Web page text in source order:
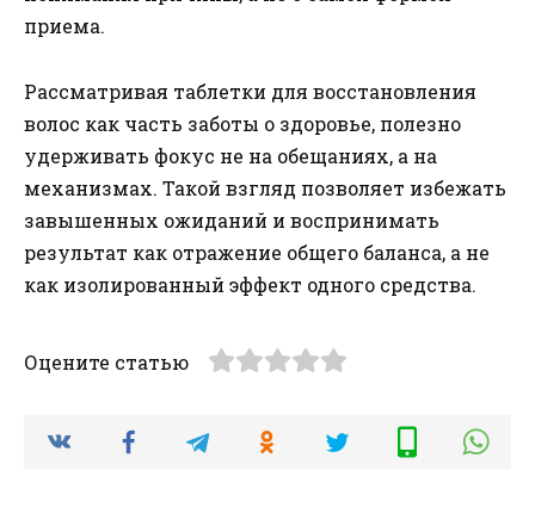
приема.
Рассматривая таблетки для восстановления
волос как часть заботы о здоровье, полезно
удерживать фокус не на обещаниях, а на
механизмах. Такой взгляд позволяет избежать
завышенных ожиданий и воспринимать
результат как отражение общего баланса, а не
как изолированный эффект одного средства.
Оцените статью